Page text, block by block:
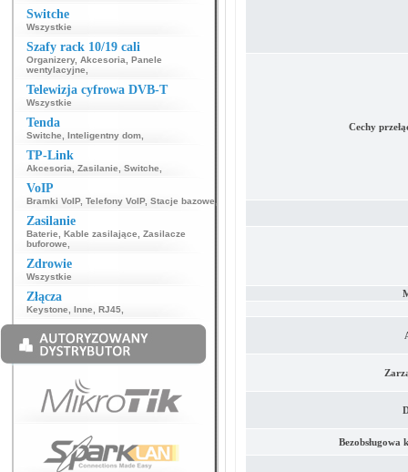
Switche
Wszystkie
Szafy rack 10/19 cali
Organizery, Akcesoria
Panele
wentylacyjne
Telewizja cyfrowa DVB-T
Wszystkie
Tenda
Switche Inteligentny dom
TP-Link
Akcesoria Zasilanie Switche
VoIP
Bramki VoIP, Telefony VoIP, Stacje bazowe
Zasilanie
Baterie Kable zasilające
Zasilacze
buforowe
Zdrowie
Wszystkie
Złącza
Keystone Inne RJ45
Cechy